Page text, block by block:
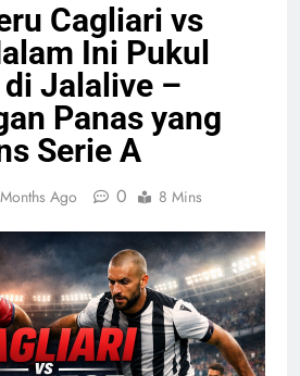
Cagliari vs
Ini Pukul
Jalalive –
Panas yang
Serie A
Ago 0 8 Mins